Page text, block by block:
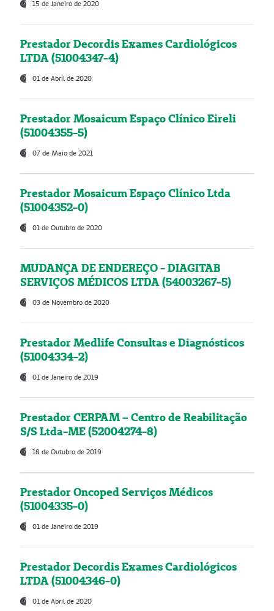
15 de Janeiro de 2020
Prestador Decordis Exames Cardiológicos
LTDA (51004347-4)
01 de Abril de 2020
Prestador Mosaicum Espaço Clínico Eireli
(51004355-5)
07 de Maio de 2021
Prestador Mosaicum Espaço Clínico Ltda
(51004352-0)
01 de Outubro de 2020
MUDANÇA DE ENDEREÇO - DIAGITAB
SERVIÇOS MÉDICOS LTDA (54003267-5)
03 de Novembro de 2020
Prestador Medlife Consultas e Diagnósticos
(51004334-2)
01 de Janeiro de 2019
Prestador CERPAM – Centro de Reabilitação
S/S Ltda-ME (52004274-8)
18 de Outubro de 2019
Prestador Oncoped Serviços Médicos
(51004335-0)
01 de Janeiro de 2019
Prestador Decordis Exames Cardiológicos
LTDA (51004346-0)
01 de Abril de 2020